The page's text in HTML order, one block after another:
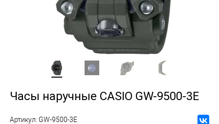
Часы наручные CASIO GW-9500-3E
Артикул: GW-9500-3E